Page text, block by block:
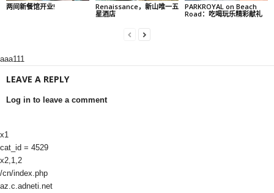
两间新餐馆开业!
Renaissance，新山唯一五
星酒店
PARKROYAL on Beach
Road：吃喝玩乐精彩献礼
aaa111
LEAVE A REPLY
Log in to leave a comment
x1
cat_id = 4529
x2,1,2
/cn/index.php
az.c.adneti.net